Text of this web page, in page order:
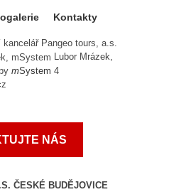
Kontakty
Pangeo tours, a.s.
Lubor Mrázek,
mSystem 4
NÁS
ČESKÉ BUDĚJOVICE